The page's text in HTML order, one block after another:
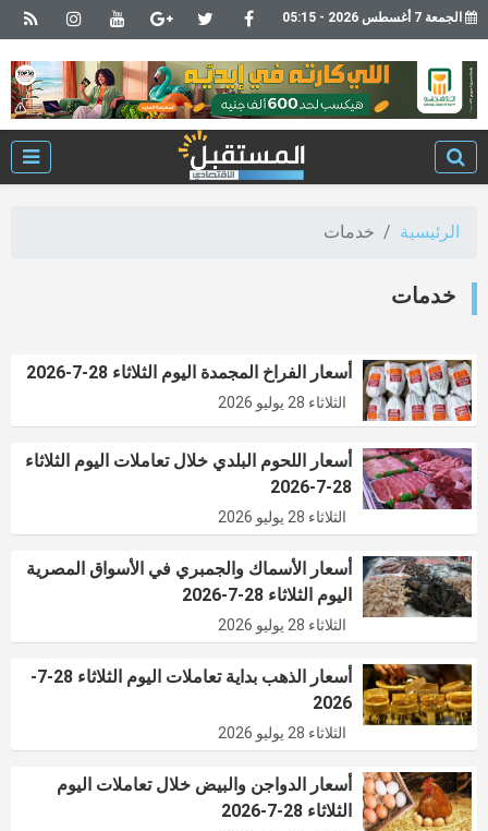
الجمعة 7 أغسطس 2026 - 05:15
الرئيسية خدمات
خدمات
أسعار الفراخ المجمدة اليوم الثلاثاء 28-7-2026
الثلاثاء 28 يوليو 2026
أسعار اللحوم البلدي خلال تعاملات اليوم الثلاثاء
28-7-2026
الثلاثاء 28 يوليو 2026
أسعار الأسماك والجمبري في الأسواق المصرية
اليوم الثلاثاء 28-7-2026
الثلاثاء 28 يوليو 2026
أسعار الذهب بداية تعاملات اليوم الثلاثاء 28-7-
2026
الثلاثاء 28 يوليو 2026
أسعار الدواجن والبيض خلال تعاملات اليوم
الثلاثاء 28-7-2026